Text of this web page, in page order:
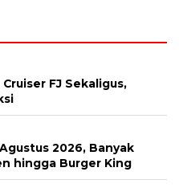
FJ Sekaligus,
2026, Banyak
hingga Burger King